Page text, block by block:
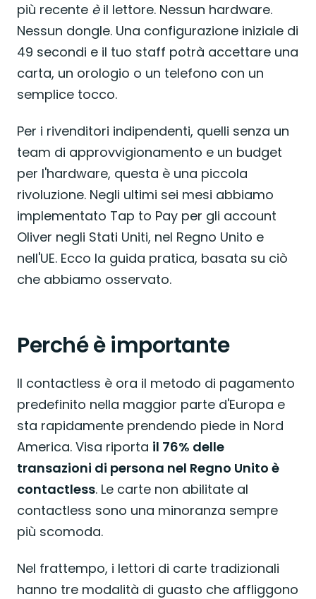
più recente èil lettore. Nessun hardware.
Nessun dongle. Una configurazione iniziale di
49 secondi e il tuo staff potrà accettare una
carta, un orologio o un telefono con un
semplice tocco.
Per i rivenditori indipendenti, quelli senza un
team di approvvigionamento e un budget
per l'hardware, questa è una piccola
rivoluzione. Negli ultimi sei mesi abbiamo
implementato Tap to Pay per gli account
Oliver negli Stati Uniti, nel Regno Unito e
nell'UE. Ecco la guida pratica, basata su ciò
che abbiamo osservato.
Perché è importante
Il contactless è ora il metodo di pagamento
predefinito nella maggior parte d'Europa e
sta rapidamente prendendo piede in Nord
America. Visa riporta il 76% delle
transazioni di persona nel Regno Unito è
contactless. Le carte non abilitate al
contactless sono una minoranza sempre
più scomoda.
Nel frattempo, i lettori di carte tradizionali
hanno tre modalità di guasto che affliggono